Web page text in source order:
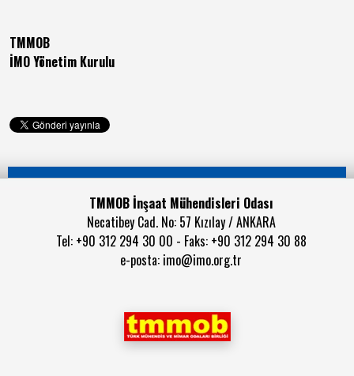
TMMOB
İMO Yönetim Kurulu
TMMOB İnşaat Mühendisleri Odası
Necatibey Cad. No: 57 Kızılay / ANKARA
Tel: +90 312 294 30 00 - Faks: +90 312 294 30 88
e-posta: imo@imo.org.tr